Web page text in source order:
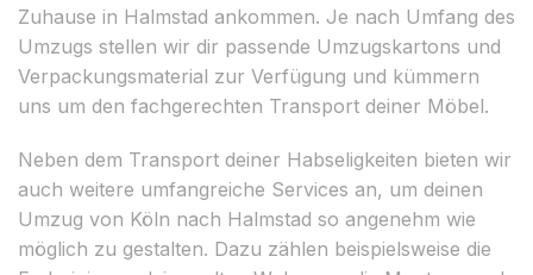
Zuhause in Halmstad ankommen. Je nach Umfang des
Umzugs stellen wir dir passende Umzugskartons und
Verpackungsmaterial zur Verfügung und kümmern
uns um den fachgerechten Transport deiner Möbel.
Neben dem Transport deiner Habseligkeiten bieten wir
auch weitere umfangreiche Services an, um deinen
Umzug von Köln nach Halmstad so angenehm wie
möglich zu gestalten. Dazu zählen beispielsweise die